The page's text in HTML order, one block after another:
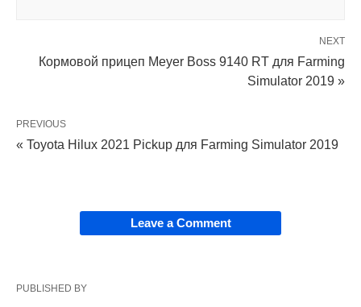
NEXT
Кормовой прицеп Meyer Boss 9140 RT для Farming
Simulator 2019 »
PREVIOUS
« Toyota Hilux 2021 Pickup для Farming Simulator 2019
Leave a Comment
PUBLISHED BY